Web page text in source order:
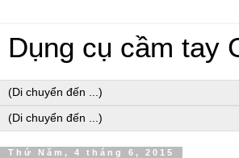
Dụng cụ cầm tay
Thứ Năm, 4 tháng 6, 2015